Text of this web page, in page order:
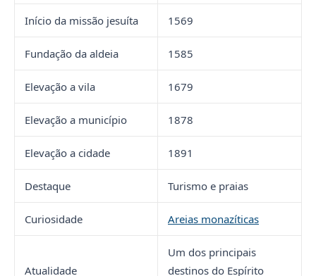
Início da missão jesuíta 1569
Fundação da aldeia 1585
Elevação a vila 1679
Elevação a município 1878
Elevação a cidade 1891
Destaque Turismo e praias
Curiosidade Areias monazíticas
Atualidade
Um dos principais
destinos do Espírito